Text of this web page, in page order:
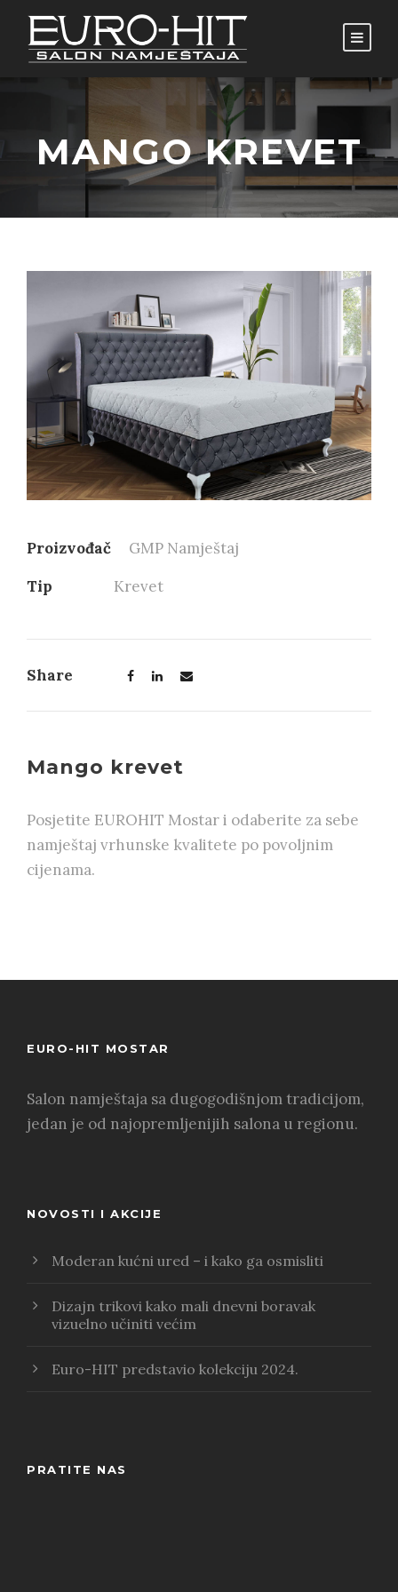
MANGO KREVET
Proizvođač
GMP Namještaj
Tip
Krevet
Share
Mango krevet
Posjetite EUROHIT Mostar i odaberite za sebe
namještaj vrhunske kvalitete po povoljnim
cijenama.
EURO-HIT MOSTAR
Salon namještaja sa dugogodišnjom tradicijom,
jedan je od najopremljenijih salona u regionu.
NOVOSTI I AKCIJE
Moderan kućni ured – i kako ga osmisliti
Dizajn trikovi kako mali dnevni boravak
vizuelno učiniti većim
Euro-HIT predstavio kolekciju 2024.
PRATITE NAS